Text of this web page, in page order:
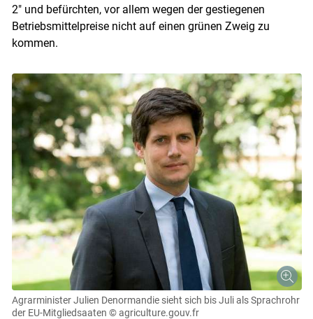
2" und befürchten, vor allem wegen der gestiegenen
Betriebsmittelpreise nicht auf einen grünen Zweig zu
kommen.
Agrarminister Julien Denormandie sieht sich bis Juli als Sprachrohr
der EU-Mitgliedsaaten © agriculture.gouv.fr